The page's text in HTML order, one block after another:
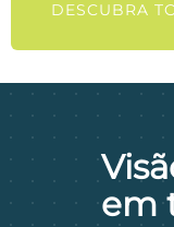
DESCUBRA
em